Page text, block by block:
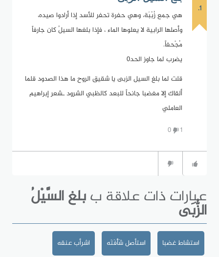
1.
هي جمع زُبْبَة، وهي حفرة تحفر للأسد إذا أرادوا صيده،
وأصلها الرابية لا يعلوها الماء ، فإذا بلغها السيلُ كان جارفاً
مُجْحفاً.
يضرب لما جاوز الحد٠
قلت لما بلغ السيل الزبى يا شقيق الروح ما هذا الصدود قلما
ألقاك إلا مغضبا جانحاً للبعد كالظبي الشرود ـشعر إبراهيم
العاملي
1
0
عبارات ذات علاقة ببلغ السَّيْلُ
الزُّبَى
استشاط غضبا استأصل شَأْفَتَه اشرأب عنقه